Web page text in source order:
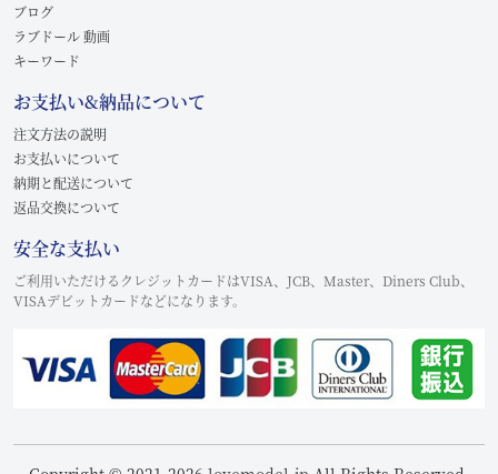
ブログ
ラブドール 動画
キーワード
お支払い&納品について
注文方法の説明
お支払いについて
納期と配送について
返品交換について
安全な支払い
ご利用いただけるクレジットカードはVISA、JCB、Master、Diners Club、
VISAデビットカードなどになります。